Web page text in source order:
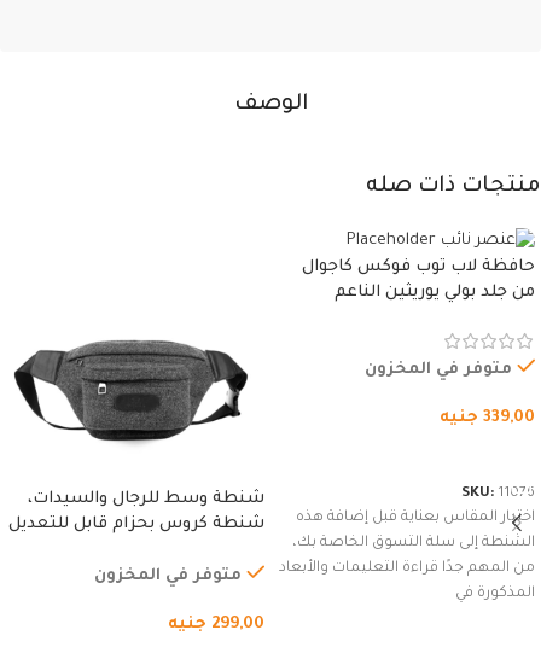
الوصف
منتجات ذات صله
حافظة لاب توب فوكس كاجوال
من جلد بولي يوريثين الناعم
وسوستة.
متوفر في المخزون
339,00 جنيه
SKU: 11076
اختيار المقاس بعناية قبل إضافة هذه
الشنطة إلى سلة التسوق الخاصة بك،
من المهم جدًا قراءة التعليمات والأبعاد
المذكورة في
شنطة وسط للرجال والسيدات،
شنطة كروس بحزام قابل للتعديل
السفر، الجري العادي، المشي
(رمادي)
متوفر في المخزون
299,00 جنيه